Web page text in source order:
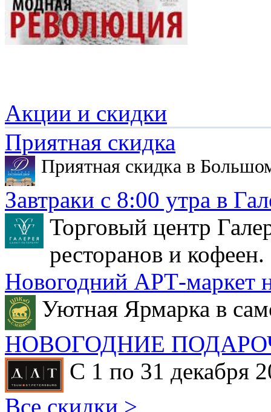
Акции и скидки
Приятная скидка
Приятная скидка в
Завтраки с 8:00 утра в
Торговый центр
ресторанов и кофеен.
Новогодний АРТ-маркет
Уютная Ярмарка в
НОВОГОДНИЕ
С 1 по 31 декабря
Все скидки >